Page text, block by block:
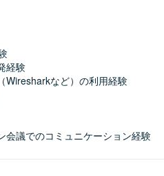
経験
Wiresharkなど）の利用経験
会議でのコミュニケーション経験